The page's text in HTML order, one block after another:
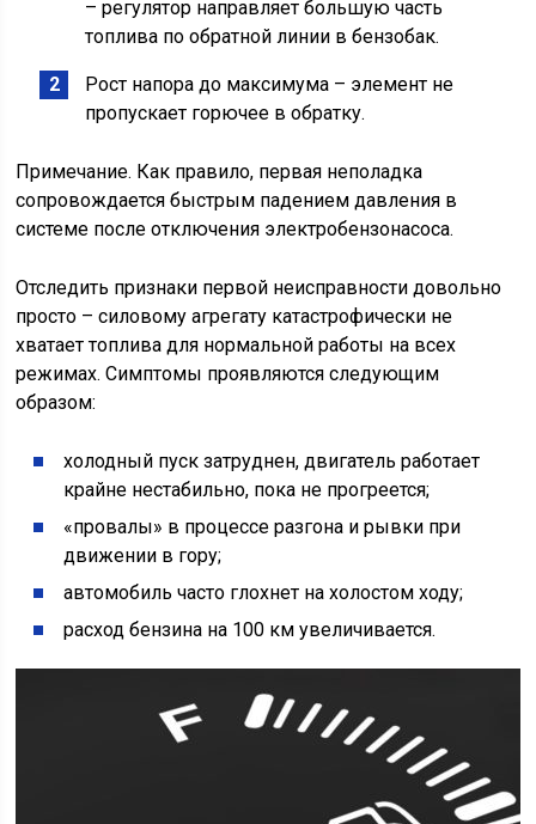
– регулятор направляет большую часть
топлива по обратной линии в бензобак.
Рост напора до максимума – элемент не
пропускает горючее в обратку.
Примечание. Как правило, первая неполадка
сопровождается быстрым падением давления в
системе после отключения электробензонасоса.
Отследить признаки первой неисправности довольно
просто – силовому агрегату катастрофически не
хватает топлива для нормальной работы на всех
режимах. Симптомы проявляются следующим
образом:
холодный пуск затруднен, двигатель работает
крайне нестабильно, пока не прогреется;
«провалы» в процессе разгона и рывки при
движении в гору;
автомобиль часто глохнет на холостом ходу;
расход бензина на 100 км увеличивается.